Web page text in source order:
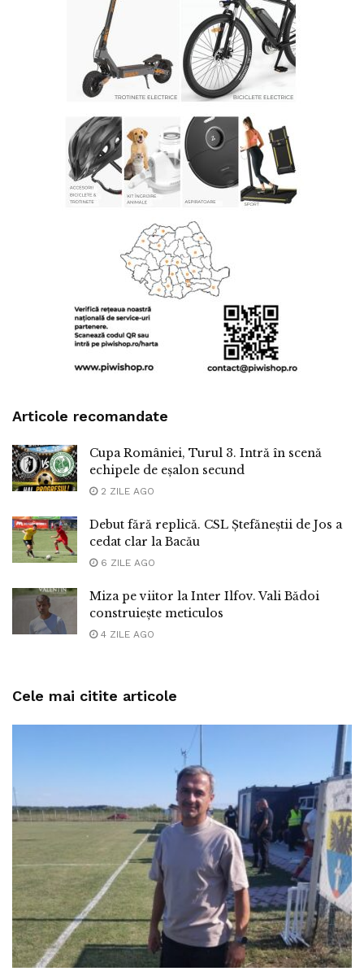
Articole recomandate
Cupa României, Turul 3. Intră în scenă
echipele de eșalon secund
2 ZILE AGO
Debut fără replică. CSL Ștefăneștii de Jos a
cedat clar la Bacău
6 ZILE AGO
Miza pe viitor la Inter Ilfov. Vali Bădoi
construiește meticulos
4 ZILE AGO
Cele mai citite articole